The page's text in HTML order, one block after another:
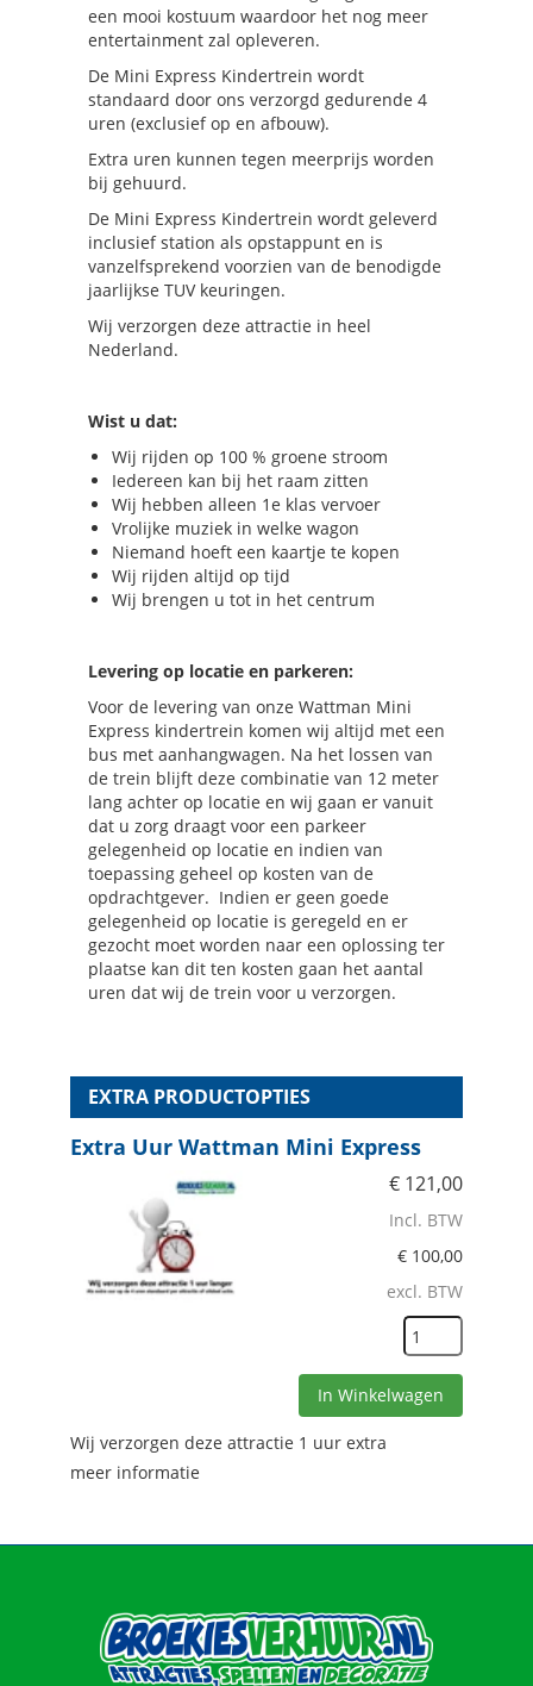
een mooi kostuum waardoor het nog meer
entertainment zal opleveren.
De Mini Express Kindertrein wordt
standaard door ons verzorgd gedurende 4
uren (exclusief op en afbouw).
Extra uren kunnen tegen meerprijs worden
bij gehuurd.
De Mini Express Kindertrein wordt geleverd
inclusief station als opstappunt en is
vanzelfsprekend voorzien van de benodigde
jaarlijkse TUV keuringen.
Wij verzorgen deze attractie in heel
Nederland.
Wist u dat:
Wij rijden op 100 % groene stroom
Iedereen kan bij het raam zitten
Wij hebben alleen 1e klas vervoer
Vrolijke muziek in welke wagon
Niemand hoeft een kaartje te kopen
Wij rijden altijd op tijd
Wij brengen u tot in het centrum
Levering op locatie en parkeren:
Voor de levering van onze Wattman Mini
Express kindertrein komen wij altijd met een
bus met aanhangwagen. Na het lossen van
de trein blijft deze combinatie van 12 meter
lang achter op locatie en wij gaan er vanuit
dat u zorg draagt voor een parkeer
gelegenheid op locatie en indien van
toepassing geheel op kosten van de
opdrachtgever. Indien er geen goede
gelegenheid op locatie is geregeld en er
gezocht moet worden naar een oplossing ter
plaatse kan dit ten kosten gaan het aantal
uren dat wij de trein voor u verzorgen.
EXTRA PRODUCTOPTIES
Extra Uur Wattman Mini Express
€ 121,00
Incl. BTW
€ 100,00
excl. BTW
In Winkelwagen
Wij verzorgen deze attractie 1 uur extra
meer informatie